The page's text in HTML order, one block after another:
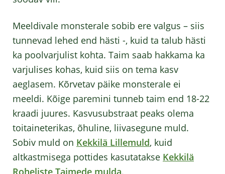
Meeldivale monsterale sobib ere valgus – siis
tunnevad lehed end hästi -, kuid ta talub hästi
ka poolvarjulist kohta. Taim saab hakkama ka
varjulises kohas, kuid siis on tema kasv
aeglasem. Kõrvetav päike monsterale ei
meeldi. Kõige paremini tunneb taim end 18-22
kraadi juures. Kasvusubstraat peaks olema
toitaineterikas, õhuline, liivasegune muld.
Sobiv muld on Kekkilä Lillemuld, kuid
altkastmisega pottides kasutatakse Kekkilä
Roheliste Taimede mulda.